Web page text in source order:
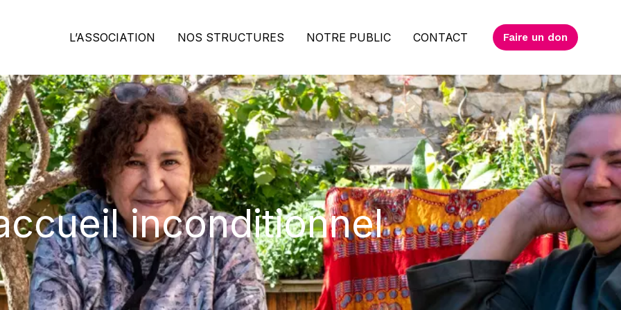
L’ASSOCIATION NOS STRUCTURES NOTRE PUBLIC CONTACT Faire un don
inconditionnel